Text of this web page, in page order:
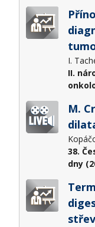
I.
II.
M.
38.
dny